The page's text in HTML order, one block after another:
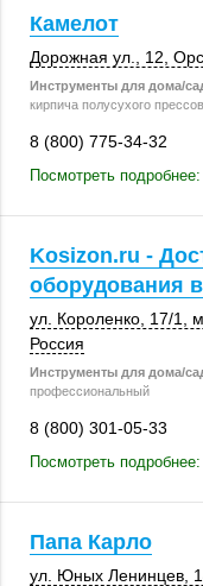
Камелот
Дорожная ул., 12
Инструменты для дома/
кирпича полусухого
8 (800) 775-34-32
Посмотреть
Kosizon.ru -
оборудования
ул. Короленко 17/1 ,
Россия
Инструменты для дома/
профессиональный
8 (800) 301-05-33
Посмотреть
Папа Карло
ул. Юных Ленинцев